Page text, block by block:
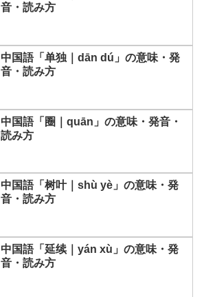
音・読み方
中国語「单独｜dān dú」の意味・発
音・読み方
中国語「圈｜quān」の意味・発音・
読み方
中国語「树叶｜shù yè」の意味・発
音・読み方
中国語「延续｜yán xù」の意味・発
音・読み方